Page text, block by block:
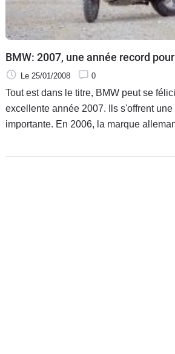
BMW: 2007, une année record
Le 25/01/2008 0
Tout est dans le titre, BMW peut se
excellente année 2007. Ils s'offrent une croissance
importante. En 2006, la marque allemande avait passé le
2,4% qui amène sa production à 102